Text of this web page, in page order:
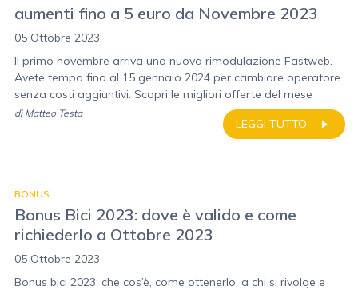
aumenti fino a 5 euro da Novembre 2023
05 Ottobre 2023
Il primo novembre arriva una nuova rimodulazione Fastweb.
Avete tempo fino al 15 gennaio 2024 per cambiare operatore
senza costi aggiuntivi. Scopri le migliori offerte del mese
LEGGI TUTTO
di Matteo Testa
BONUS
Bonus Bici 2023: dove è valido e come
richiederlo a Ottobre 2023
05 Ottobre 2023
Bonus bici 2023: che cos’è, come ottenerlo, a chi si rivolge e